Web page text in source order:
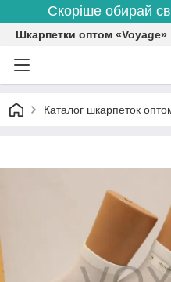
Скоріше обирай
Шкарпетки оптом «Voyage»
Каталог шкарпеток